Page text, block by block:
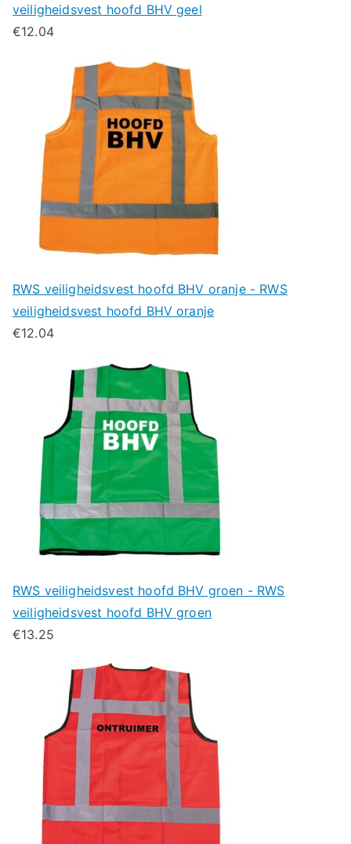
veiligheidsvest hoofd BHV geel
€12.04
RWS veiligheidsvest hoofd BHV oranje - RWS
veiligheidsvest hoofd BHV oranje
€12.04
RWS veiligheidsvest hoofd BHV groen - RWS
veiligheidsvest hoofd BHV groen
€13.25